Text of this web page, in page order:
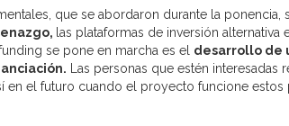
que se abordaron durante la ponencia,
las plataformas de inversión
se pone en marcha es el desarrollo de
Las personas que estén
en el futuro cuando el proyecto funcione